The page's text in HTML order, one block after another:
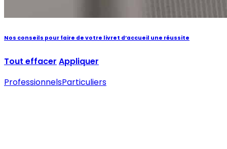
Nos conseils pour faire de votre livret d’accueil une réussite
Tout effacer Appliquer
ProfessionnelsParticuliers